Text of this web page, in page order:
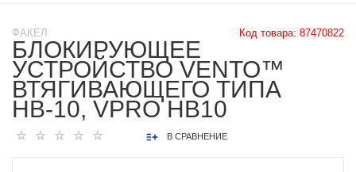
Код товара: 87470822
ФАКЕЛ
БЛОКИРУЮЩЕЕ
УСТРОЙСТВО VENTO™
ВТЯГИВАЮЩЕГО ТИПА
НВ-10, VPRO HB10
В СРАВНЕНИЕ